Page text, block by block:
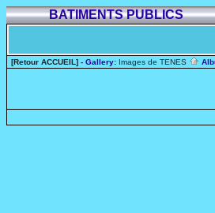
BATIMENTS PUBLICS
[Retour ACCUEIL] - Gallery: Images de TENES